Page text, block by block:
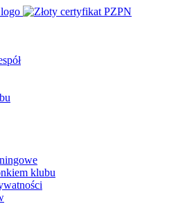
klubu